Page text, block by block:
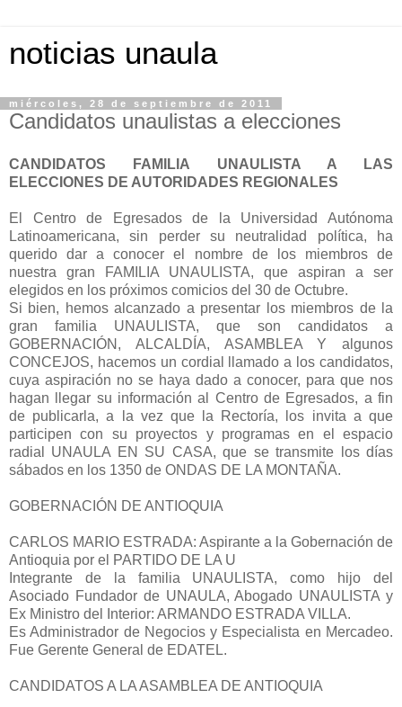
noticias unaula
miércoles, 28 de septiembre de 2011
Candidatos unaulistas a elecciones
CANDIDATOS FAMILIA UNAULISTA A LAS
ELECCIONES DE AUTORIDADES REGIONALES
El Centro de Egresados de la Universidad Autónoma
Latinoamericana, sin perder su neutralidad política, ha
querido dar a conocer el nombre de los miembros de
nuestra gran FAMILIA UNAULISTA, que aspiran a ser
elegidos en los próximos comicios del 30 de Octubre.
Si bien, hemos alcanzado a presentar los miembros de la
gran familia UNAULISTA, que son candidatos a
GOBERNACIÓN, ALCALDÍA, ASAMBLEA Y algunos
CONCEJOS, hacemos un cordial llamado a los candidatos,
cuya aspiración no se haya dado a conocer, para que nos
hagan llegar su información al Centro de Egresados, a fin
de publicarla, a la vez que la Rectoría, los invita a que
participen con su proyectos y programas en el espacio
radial UNAULA EN SU CASA, que se transmite los días
sábados en los 1350 de ONDAS DE LA MONTAÑA.
GOBERNACIÓN DE ANTIOQUIA
CARLOS MARIO ESTRADA: Aspirante a la Gobernación de
Antioquia por el PARTIDO DE LA U
Integrante de la familia UNAULISTA, como hijo del
Asociado Fundador de UNAULA, Abogado UNAULISTA y
Ex Ministro del Interior: ARMANDO ESTRADA VILLA.
Es Administrador de Negocios y Especialista en Mercadeo.
Fue Gerente General de EDATEL.
CANDIDATOS A LA ASAMBLEA DE ANTIOQUIA